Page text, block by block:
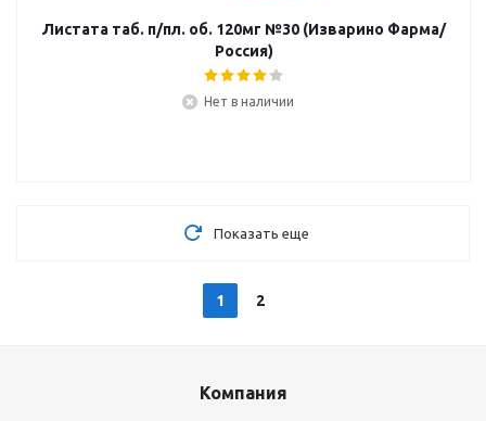
Листата таб. п/пл. об. 120мг №30 (Изварино Фарма/
Россия)
Нет в наличии
Показать еще
1 2
Компания